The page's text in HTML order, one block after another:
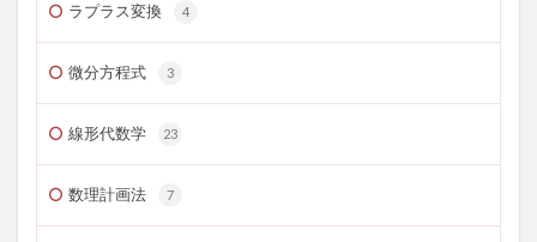
ラプラス変換 4
微分方程式 3
線形代数学 23
数理計画法 7